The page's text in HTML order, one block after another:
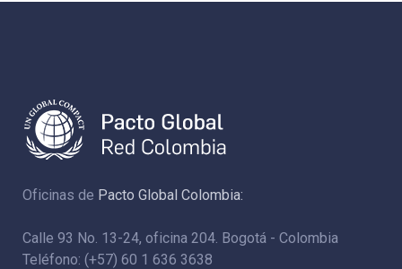
Oficinas de Pacto Global Colombia:
Calle 93 No. 13-24, oficina 204. Bogotá - Colombia
Teléfono: (+57) 60 1 636 3638